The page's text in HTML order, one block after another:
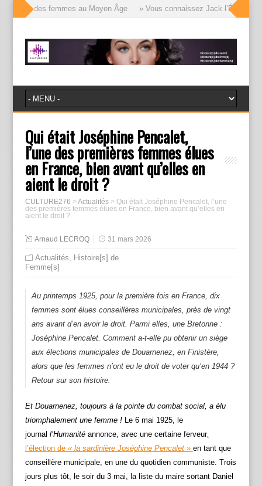
des femmes au Moyen Âge » Vous connaissez Jack
Qui était Joséphine Pencalet,
l’une des premières femmes élues
en France, bien avant qu’elles en
aient le droit ?
CULTURE276 >Actualités> Qui était Joséphine Pencalet, l’une
des premières femmes élues en France, bien avant qu’elles en
aient le droit ?
Arnaud LECROQ 31 mars 2026
Actualités, Histoire[s] de
Femme[s]
Au printemps 1925, pour la première fois en France, dix
femmes sont élues conseillères municipales, près de vingt
ans avant d’en avoir le droit. Parmi elles, une Bretonne :
Joséphine Pencalet. Comment a-t-elle pu obtenir un siège
aux élections municipales de Douarnenez, en Finistère,
alors que les femmes n’ont eu le droit de voter qu’en 1944 ?
Retour sur son histoire.
Et Douarnenez, toujours à la pointe du combat social, a élu
triomphalement une femme !Le 6 mai 1925, le
journal l’Humanitéannonce, avec une certaine ferveur,
l’élection de« la sardinière Joséphine Pencalet » en tant que
conseillère municipale, en une du quotidien communiste. Trois
jours plus tôt, le soir du 3 mai, la liste du maire sortant Daniel